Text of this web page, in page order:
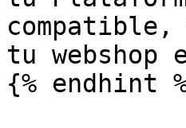
compatible,
tu webshop
{% endhint